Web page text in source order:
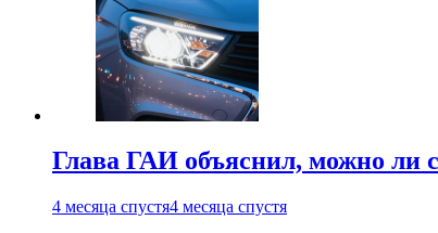
Глава ГАИ объяснил, можно ли
4 месяца спустя4 месяца спустя